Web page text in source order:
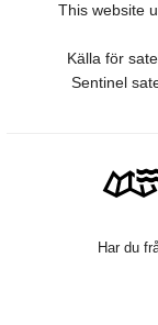
This website
Källa för
Sentinel
Har du